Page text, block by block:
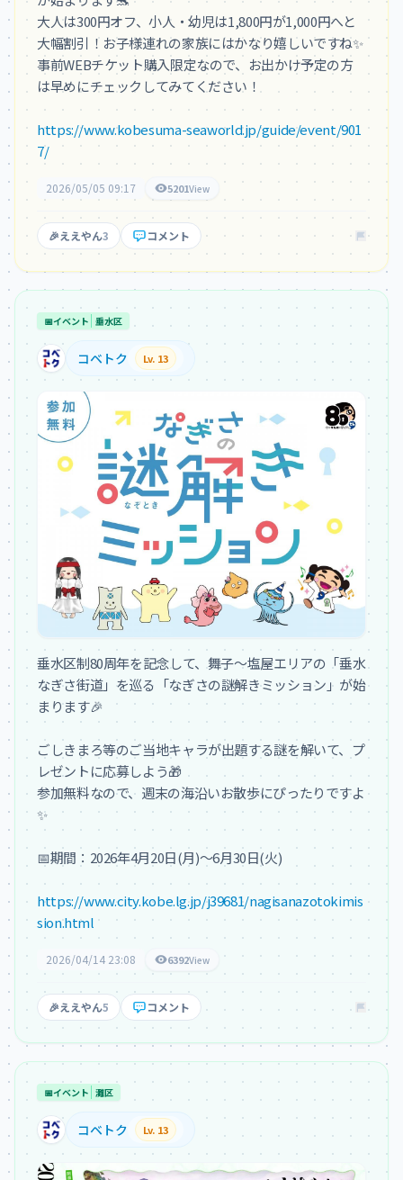
大人は300円オフ、小人・幼児は1,800円が1,000円へと
大幅割引！お子様連れの家族にはかなり嬉しいですね✨
事前WEBチケット購入限定なので、お出かけ予定の方
は早めにチェックしてみてください！
https://www.kobesuma-seaworld.jp/guide/event/901
7/
2026/05/05 09:17 5201View
🎉ええやん3 コメント
📅イベント 垂水区
コベトク Lv. 13
垂水区制80周年を記念して、舞子〜塩屋エリアの「垂水
なぎさ街道」を巡る「なぎさの謎解きミッション」が始
まります🎉
ごしきまろ等のご当地キャラが出題する謎を解いて、プ
レゼントに応募しよう🎁
参加無料なので、週末の海沿いお散歩にぴったりですよ
✨
📅期間：2026年4月20日(月)〜6月30日(火)
https://www.city.kobe.lg.jp/j39681/nagisanazotokimis
sion.html
2026/04/14 23:08 6392View
🎉ええやん5 コメント
📅イベント 灘区
コベトク Lv. 13